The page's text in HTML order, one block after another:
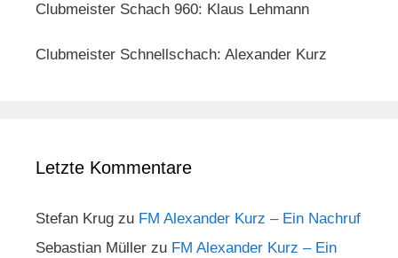
Clubmeister Schach 960: Klaus Lehmann
Clubmeister Schnellschach: Alexander Kurz
Letzte Kommentare
Stefan Krug zu FM Alexander Kurz – Ein Nachruf
Sebastian Müller zu FM Alexander Kurz – Ein